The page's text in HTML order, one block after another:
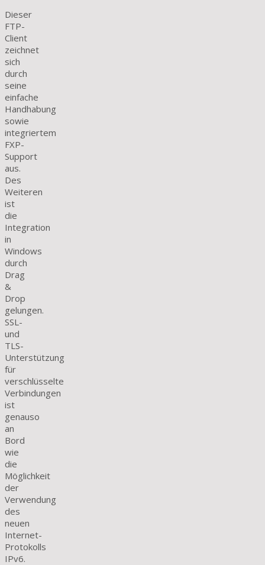
Dieser
FTP-
Client
zeichnet
sich
durch
seine
einfache
Handhabung
sowie
integriertem
FXP-
Support
aus.
Des
Weiteren
ist
die
Integration
in
Windows
durch
Drag
&
Drop
gelungen.
SSL-
und
TLS-
Unterstützung
für
verschlüsselte
Verbindungen
ist
genauso
an
Bord
wie
die
Möglichkeit
der
Verwendung
des
neuen
Internet-
Protokolls
IPv6.